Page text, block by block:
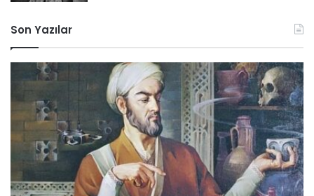
13 yaşınadək həftədə 50 dollar qazanc əldə etdi, bunun
çoxu elektrik və kimyəvi təcrübələr üçün avadanlıq almağa
getdi. O, 3 yaşlı Jimmie MacKenzie-ni qaçan qatarın
vurmasından xilas etdikdən sonra teleqrafçı oldu. Cimmin
atası, Miçiqan ştatının Klemens dağından olan stansiya
agenti J. U. MacKenzie Edisonu teleqraf operatoru kimi
öyrətdiyinə görə çox minnətdar idi. Edisonun Port
Hurondan uzaqda olan ilk teleqraf işi Ontario ştatındakı
Stratford Junction-da, Grand Trunk Railway-də olub. O,
Son Yazılar